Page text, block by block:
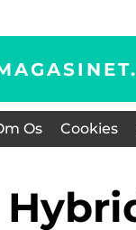
Os Cookies